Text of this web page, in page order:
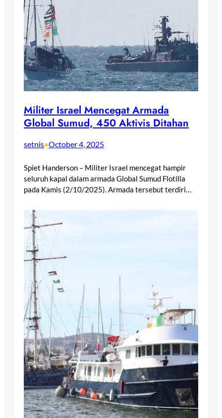
Militer Israel Mencegat Armada
Global Sumud, 450 Aktivis Ditahan
setnis•October 4, 2025
Spiet Handerson – Militer Israel mencegat hampir
seluruh kapal dalam armada Global Sumud Flotilla
pada Kamis (2/10/2025). Armada tersebut terdiri…